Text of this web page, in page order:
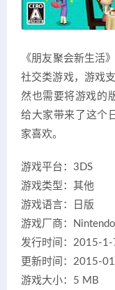
《朋友聚会新生活
社交类游戏，游戏
然也需要将游戏的
给大家带来了这个
家喜欢。
游戏平台：3DS
游戏类型：其他
游戏语言：日版
游戏厂商：Nintendo
发行时间：2015-1-
更新时间：2015-
游戏大小：5 MB